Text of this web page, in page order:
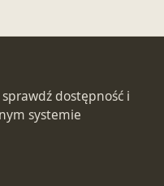
dostępność i
systemie